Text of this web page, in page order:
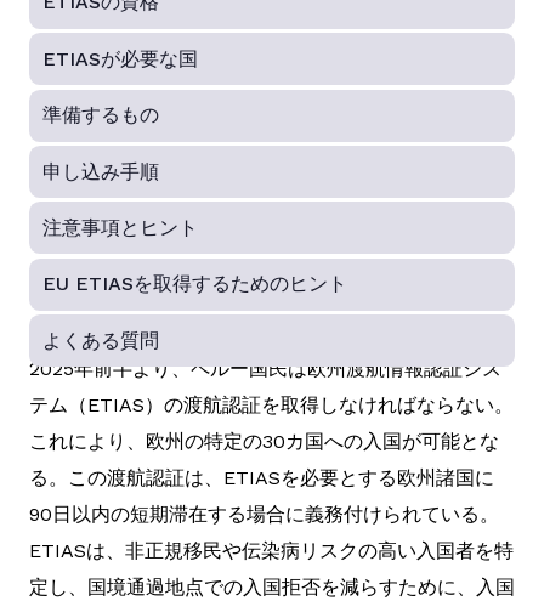
ETIASが必要な国
準備するもの
申し込み手順
注意事項とヒント
EU ETIASを取得するためのヒント
よくある質問
2025年前半より、ペルー国民は欧州渡航情報認証シス
テム（ETIAS）の渡航認証を取得しなければならない。
これにより、欧州の特定の30カ国への入国が可能とな
る。この渡航認証は、ETIASを必要とする欧州諸国に
90日以内の短期滞在する場合に義務付けられている。
ETIASは、非正規移民や伝染病リスクの高い入国者を特
定し、国境通過地点での入国拒否を減らすために、入国